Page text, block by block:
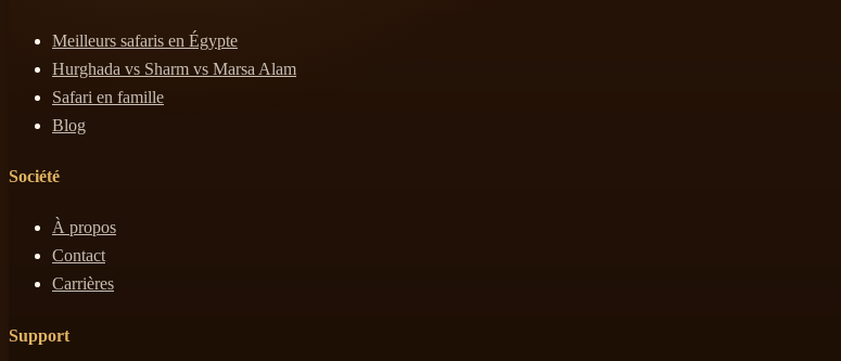
Meilleurs safaris en Égypte
Hurghada vs Sharm vs Marsa Alam
Safari en famille
Blog
Société
À propos
Contact
Carrières
Support